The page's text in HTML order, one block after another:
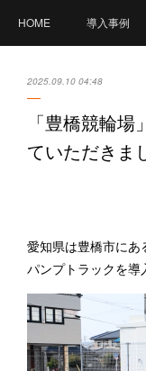
HOME 導入事例
FAQ（よくあるご質問）
2025.09.10 04:48
「豊橋競輪
ていただきま
愛知県は豊橋市に
パンプトラックを導